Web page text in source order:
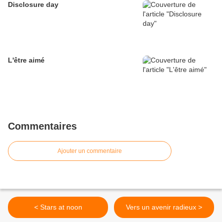
Disclosure day
L'être aimé
Commentaires
Ajouter un commentaire
< Stars at noon Vers un avenir radieux >